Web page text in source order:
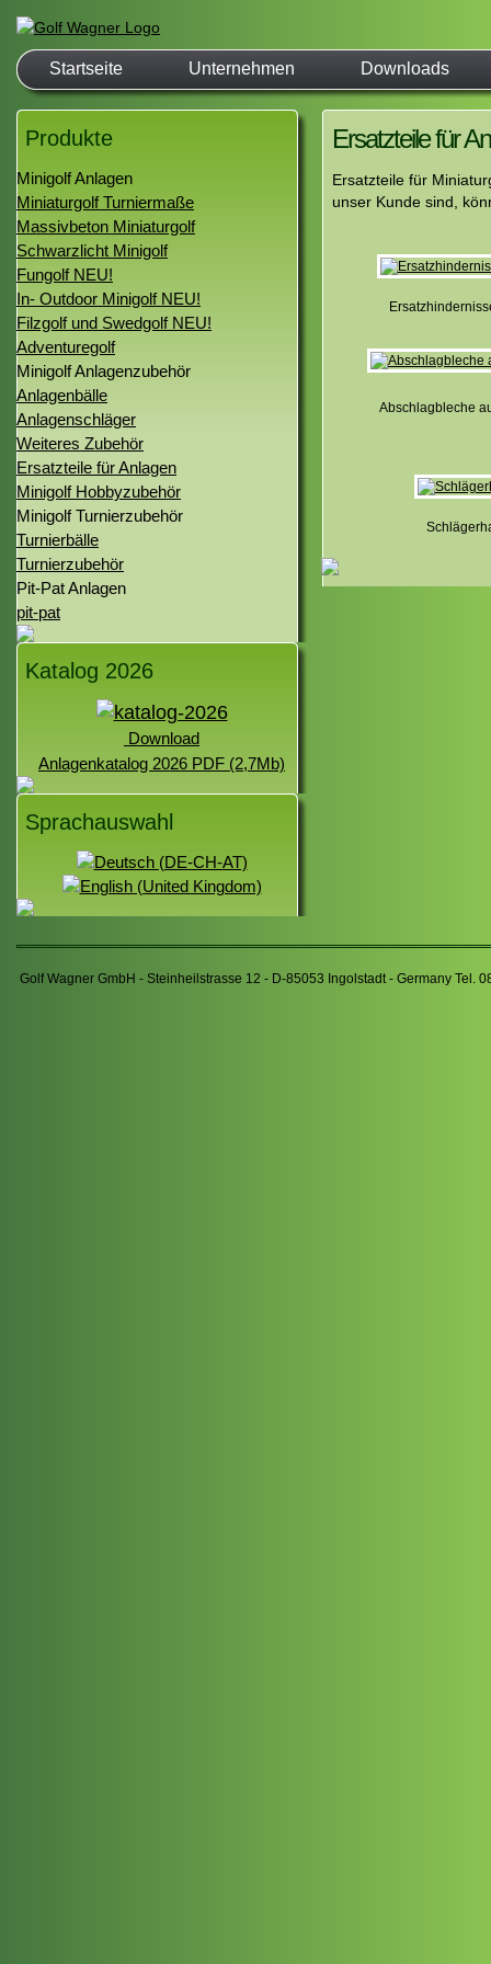
Startseite Unternehmen Downloads
Produkte
Minigolf Anlagen
Miniaturgolf Turniermaße
Massivbeton Miniaturgolf
Schwarzlicht Minigolf
Fungolf NEU!
In- Outdoor Minigolf NEU!
Filzgolf und Swedgolf NEU!
Adventuregolf
Minigolf Anlagenzubehör
Anlagenbälle
Anlagenschläger
Weiteres Zubehör
Ersatzteile für Anlagen
Minigolf Hobbyzubehör
Minigolf Turnierzubehör
Turnierbälle
Turnierzubehör
Pit-Pat Anlagen
pit-pat
Katalog 2026
Download
Anlagenkatalog 2026 PDF (2,7Mb)
Sprachauswahl
Ersatzteile für
Ersatzteile für
unser Kunde sind,
Abschlagbleche
Golf Wagner GmbH - Steinheilstrasse 12 - D-85053 Ingolstadt - Germany Tel.